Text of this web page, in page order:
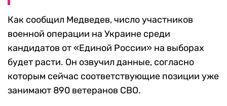
Как сообщил Медведев, число участников
военной операции на Украине среди
кандидатов от «Единой России» на выборах
будет расти. Он озвучил данные, согласно
которым сейчас соответствующие позиции уже
занимают 890 ветеранов СВО.